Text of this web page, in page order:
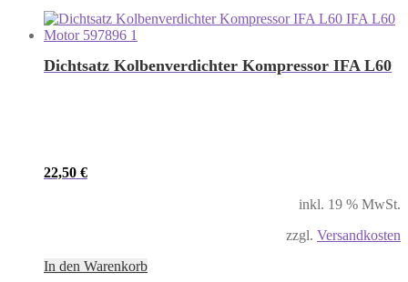
Dichtsatz Kolbenverdichter Kompressor IFA L60
22,50 €
inkl. 19 % MwSt.
zzgl. Versandkosten
In den Warenkorb